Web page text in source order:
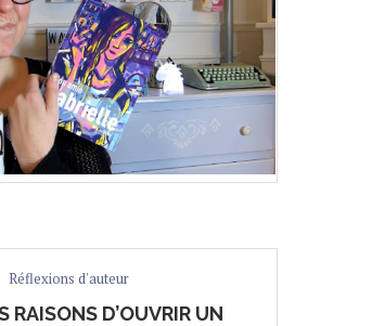
Réflexions d'auteur
RAISONS D’OUVRIR UN